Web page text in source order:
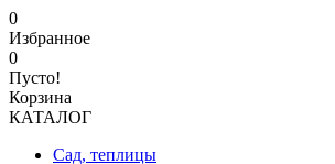
0
Избранное
0
Пусто!
Корзина
КАТАЛОГ
Сад, теплицы